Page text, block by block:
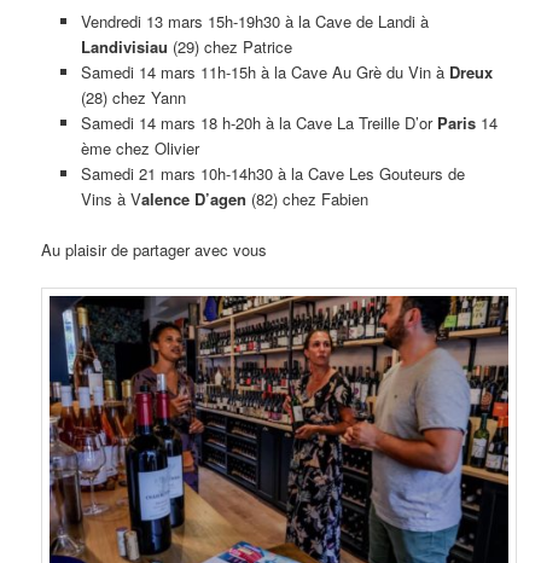
Vendredi 13 mars 15h-19h30 à la Cave de Landi à
Landivisiau (29) chez Patrice
Samedi 14 mars 11h-15h à la Cave Au Grè du Vin à Dreux
(28) chez Yann
Samedi 14 mars 18 h-20h à la Cave La Treille D’or Paris 14
ème chez Olivier
Samedi 21 mars 10h-14h30 à la Cave Les Gouteurs de
Vins à Valence D’agen (82) chez Fabien
Au plaisir de partager avec vous